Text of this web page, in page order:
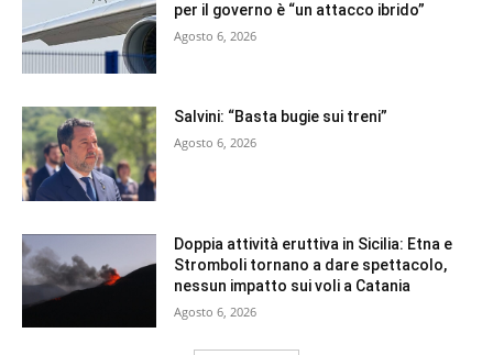
per il governo è “un attacco ibrido”
Agosto 6, 2026
Salvini: “Basta bugie sui treni”
Agosto 6, 2026
Doppia attività eruttiva in Sicilia: Etna e
Stromboli tornano a dare spettacolo,
nessun impatto sui voli a Catania
Agosto 6, 2026